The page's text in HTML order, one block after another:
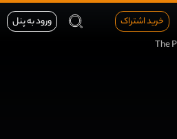
خرید اشتراک ورود به پنل